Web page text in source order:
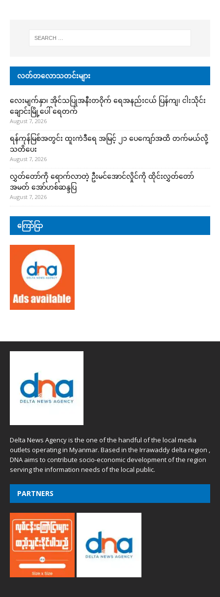
လတ်တလောသတင်းများ
လေးမျက်နှာ၊ အိုင်သပြုအနီးတဝိုက် ရေအနည်းငယ် ပြန်ကျ၊ ငါးသိုင်း
ချောင်းမြို့ပေါ် ရေတက်
August 7, 2026
ရန်ကုန်မြစ်အတွင်း ထူးကဲဒီရေ အ​မြင့် ၂၁ ပေကျော်အထိ တက်မယ်လို့
သတိပေး
August 7, 2026
လွှတ်တော်ကို ရောက်လာတဲ့ ဦးမင်အောင်လှိုင်ကို ထိုင်းလွှတ်တော်
အမတ် အော်ဟစ်ဆန္ဒပြ
August 7, 2026
ကြော်ငြာ
Delta News Agency is the one of the handful of the local media
outlets operating in Myanmar. Based in the Irrawaddy delta region ,
DNA aims to contribute socio-economic development of the region
serving the information needs of the local public.
PARTNERS